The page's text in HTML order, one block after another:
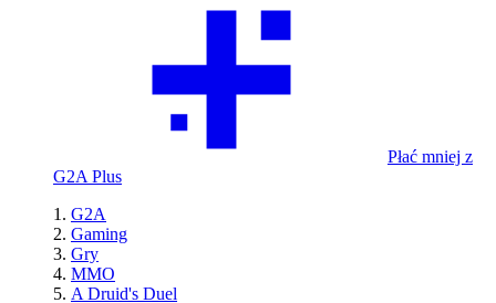
Płać mniej z
G2A Plus
G2A
Gaming
Gry
MMO
A Druid's Duel